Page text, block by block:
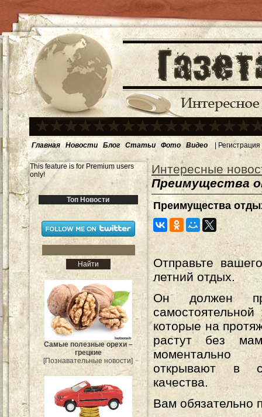
Главная Новости Блог Статьи Фото Видео | Регистрация
This feature is for Premium users
only!
Топ Новости
Самые полезные орехи –
грецкие
[Познавательные новости]
Интересные
Преимущества
Преимущества
Отправьте
летний отдых.
Он должен
которые на
растут без
моментально
открывают в
качества.
Вам обязательно